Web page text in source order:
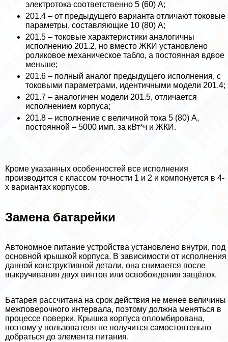
электротока соответственно 5 (60) А;
201.4 – от предыдущего варианта отличают токовые
параметры, составляющие 10 (80) А;
201.5 – токовые хаpaктеристики аналогичны
исполнению 201.2, но вместо ЖКИ установлено
роликовое механическое табло, а постоянная вдвое
меньше;
201.6 – полный аналог предыдущего исполнения, с
токовыми параметрами, идентичными модели 201.4;
201.7 – аналогичен модели 201.5, отличается
исполнением корпуса;
201.8 – исполнение с величиной тока 5 (80) А,
постоянной – 5000 имп. за кВт*ч и ЖКИ.
Кроме указанных особенностей все исполнения
производится с классом точности 1 и 2 и компонуется в 4-
х вариантах корпусов.
Замена батарейки
Автономное питание устройства установлено внутри, под
основной крышкой корпуса. В зависимости от исполнения
данной конструктивной детали, она снимается после
выкручивания двух винтов или освобождения защёлок.
Батарея рассчитана на срок действия не менее величины
межповерочного интервала, поэтому должна меняться в
процессе поверки. Крышка корпуса опломбирована,
поэтому у пользователя не получится самостоятельно
добраться до элемента питания.